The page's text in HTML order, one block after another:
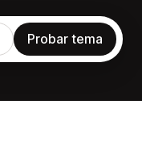
Probar tema